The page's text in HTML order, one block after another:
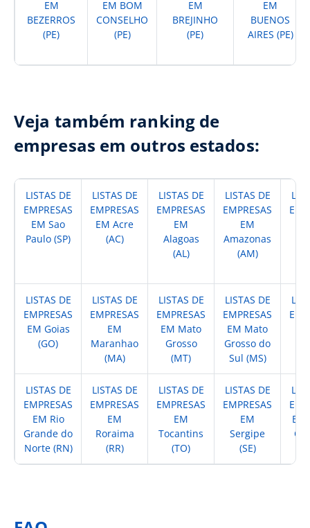
EM
BEZERROS
(PE)
EM BOM
CONSELHO
(PE)
EM
BREJINHO
(PE)
EM
BUENOS
AIRES (PE)
Veja também ranking de
empresas em outros estados:
LISTAS DE
EMPRESAS
EM Sao
Paulo (SP)
LISTAS DE
EMPRESAS
EM Acre
(AC)
LISTAS DE
EMPRESAS
EM
Alagoas
(AL)
LISTAS DE
EMPRESAS
EM
Amazonas
(AM)
LISTAS DE
EMPRESAS
EM Goias
(GO)
LISTAS DE
EMPRESAS
EM
Maranhao
(MA)
LISTAS DE
EMPRESAS
EM Mato
Grosso
(MT)
LISTAS DE
EMPRESAS
EM Mato
Grosso do
Sul (MS)
LISTAS DE
EMPRESAS
EM Rio
Grande do
Norte (RN)
LISTAS DE
EMPRESAS
EM
Roraima
(RR)
LISTAS DE
EMPRESAS
EM
Tocantins
(TO)
LISTAS DE
EMPRESAS
EM
Sergipe
(SE)
EM